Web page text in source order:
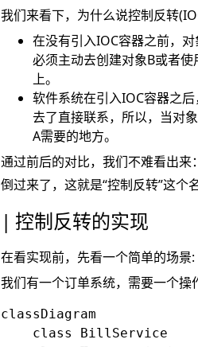
我们来看下，为什么说控制反转
在没有引入IOC容器之前，
必须主动去创建对象B或者
上。
软件系统在引入IOC容器之
去了直接联系，所以，当对
A需要的地方。
通过前后的对比，我们不难看出
倒过来了，这就是“控制反转”这个
控制反转的实现
在看实现前，先看一个简单的场景:
我们有一个订单系统，需要一个
classDiagram
    class BillService